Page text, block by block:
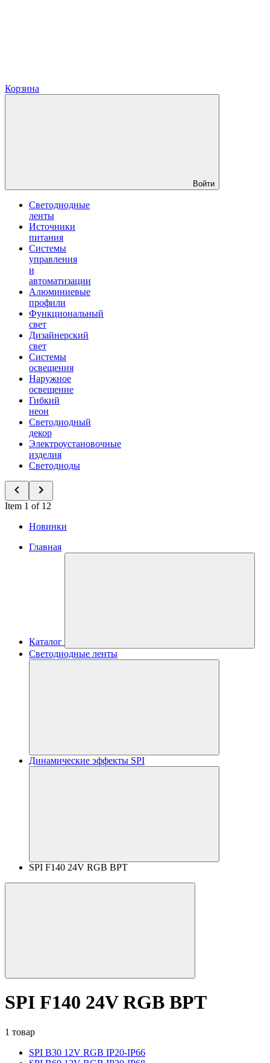
Корзина
Войти
Светодиодные
ленты
Источники
питания
Системы
управления
и
автоматизации
Алюминиевые
профили
Функциональный
свет
Дизайнерский
свет
Системы
освещения
Наружное
освещение
Гибкий
неон
Светодиодный
декор
Электроустановочные
изделия
Светодиоды
Item 1 of 12
Новинки
Главная
Каталог
Светодиодные ленты
Динамические эффекты SPI
SPI F140 24V RGB BPT
SPI F140 24V RGB BPT
1 товар
SPI B30 12V RGB IP20-IP66